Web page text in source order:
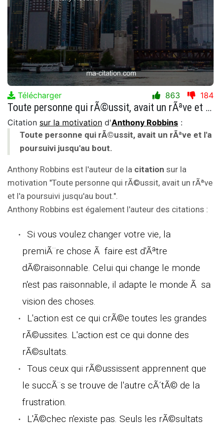
Télécharger 863 184
Toute personne qui rÃ©ussit, avait un rÃªve et l'a poursuivi jusqu'au bout.
Citation sur la motivation d'Anthony Robbins :
Toute personne qui rÃ©ussit, avait un rÃªve et l'a
poursuivi jusqu'au bout.
Anthony Robbins est l'auteur de la citation sur la
motivation "Toute personne qui rÃ©ussit, avait un rÃªve
et l'a poursuivi jusqu'au bout.".
Anthony Robbins est également l'auteur des citations :
Si vous voulez changer votre vie, la
premiÃ¨re chose Ã faire est d'Ãªtre
dÃ©raisonnable. Celui qui change le monde
n'est pas raisonnable, il adapte le monde Ã sa
vision des choses.
L'action est ce qui crÃ©e toutes les grandes
rÃ©ussites. L'action est ce qui donne des
rÃ©sultats.
Tous ceux qui rÃ©ussissent apprennent que
le succÃ¨s se trouve de l'autre cÃ´tÃ© de la
frustration.
L'Ã©chec n'existe pas. Seuls les rÃ©sultats